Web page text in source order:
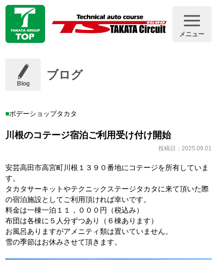
メニュー
Blog
ブログ
ボデーショップタカタ
川根のコテージ宿泊ご利用受け付け開始
投稿日：2025.09.01
安芸高田市高宮町川根１３９０番地にコテージを所有していま
す。
タカタサーキットやテクニックステージタカタに来て頂いた際
の宿泊施設としてご利用頂ければ幸いです。
料金は一棟一泊１１，０００円（税込み）
布団は各棟に５人分ずつあり（６棟あります）
お風呂ありますがアメニティ類は置いていません。
雪の季節はお休みさせて頂きます。